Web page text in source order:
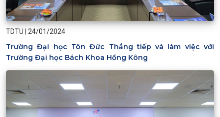
TDTU | 24/01/2024
Trường Đại học Tôn Đức Thắng tiếp và làm việc với
Trường Đại học Bách Khoa Hồng Kông